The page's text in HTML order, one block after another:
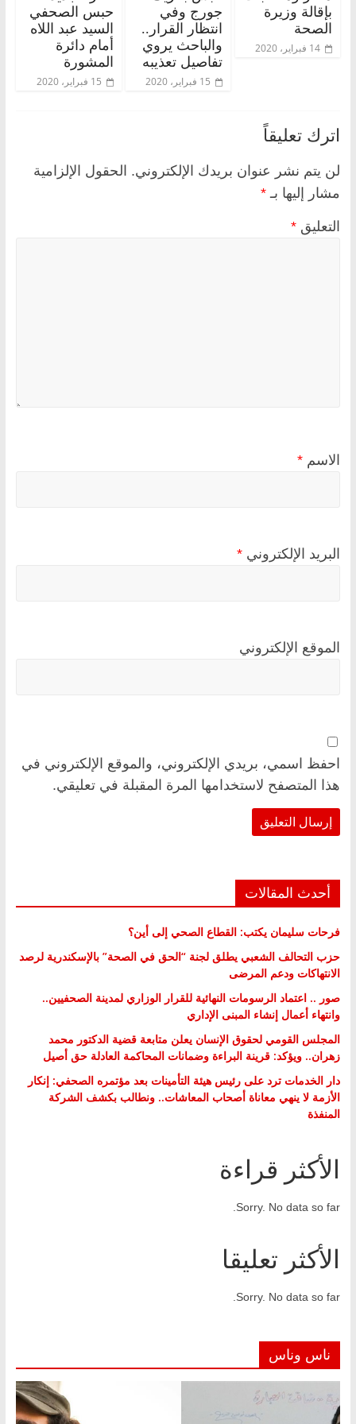
بإقالة وزيرة
الصحة
14 فبراير، 2020
جورج وفي
انتظار القرار..
والباحث يروي
تفاصيل تعذيبه
15 فبراير، 2020
حبس الصحفي
السيد عبد اللاه
أمام دائرة
المشورة
15 فبراير، 2020
اترك تعليقاً
لن يتم نشر عنوان بريدك الإلكتروني. الحقول الإلزامية
مشار إليها بـ *
التعليق *
الاسم *
البريد الإلكتروني *
الموقع الإلكتروني
احفظ اسمي، بريدي الإلكتروني، والموقع الإلكتروني في
هذا المتصفح لاستخدامها المرة المقبلة في تعليقي.
أحدث المقالات
فرحات سليمان يكتب: القطاع الصحي إلى أين؟
حزب التحالف الشعبي يطلق لجنة “الحق في الصحة” بالإسكندرية لرصد
الانتهاكات ودعم المرضى
صور .. اعتماد الرسومات النهائية للقرار الوزاري لمدينة الصحفيين..
وانتهاء أعمال إنشاء المبنى الإداري
المجلس القومي لحقوق الإنسان يعلن متابعة قضية الدكتور محمد
زهران.. ويؤكد: قرينة البراءة وضمانات المحاكمة العادلة حق أصيل
دار الخدمات ترد على رئيس هيئة التأمينات بعد مؤتمره الصحفي: إنكار
الأزمة لا ينهي معاناة أصحاب المعاشات.. ونطالب بكشف الشركة
المنفذة
الأكثر قراءة
Sorry. No data so far.
الأكثر تعليقا
Sorry. No data so far.
ناس وناس